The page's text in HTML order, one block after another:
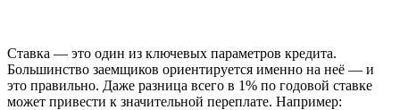
Ставка — это один из ключевых параметров кредита.
Большинство заемщиков ориентируется именно на неё — и
это правильно. Даже разница всего в 1% по годовой ставке
может привести к значительной переплате. Например: